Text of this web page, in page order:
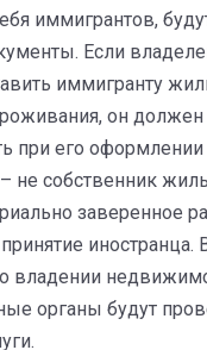
иммигрантов,
Если
иммигранту
он должен
при его оформлении
не собственник
заверенное
иностранца.
владении
органы будут